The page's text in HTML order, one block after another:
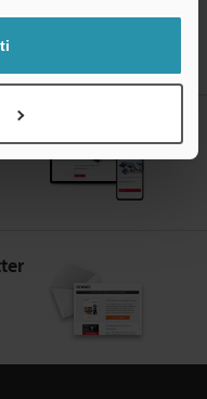
di sicurezza compatta e